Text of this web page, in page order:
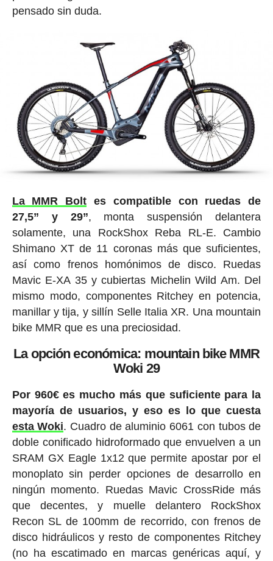
pensado sin duda.
La MMR Bolt es compatible con ruedas de
27,5” y 29”, monta suspensión delantera
solamente, una RockShox Reba RL-E. Cambio
Shimano XT de 11 coronas más que suficientes,
así como frenos homónimos de disco. Ruedas
Mavic E-XA 35 y cubiertas Michelin Wild Am. Del
mismo modo, componentes Ritchey en potencia,
manillar y tija, y sillín Selle Italia XR. Una mountain
bike MMR que es una preciosidad.
La opción económica: mountain bike MMR
Woki 29
Por 960€ es mucho más que suficiente para la
mayoría de usuarios, y eso es lo que cuesta
esta Woki. Cuadro de aluminio 6061 con tubos de
doble conificado hidroformado que envuelven a un
SRAM GX Eagle 1x12 que permite apostar por el
monoplato sin perder opciones de desarrollo en
ningún momento. Ruedas Mavic CrossRide más
que decentes, y muelle delantero RockShox
Recon SL de 100mm de recorrido, con frenos de
disco hidráulicos y resto de componentes Ritchey
(no ha escatimado en marcas genéricas aquí, y